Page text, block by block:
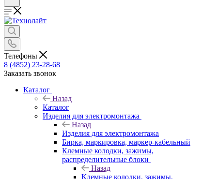
Телефоны
8 (4852) 23-28-68
Заказать звонок
Каталог
Назад
Каталог
Изделия для электромонтажа
Назад
Изделия для электромонтажа
Бирка, маркировка, маркер-кабельный
Клемные колодки, зажимы,
распределительные блоки
Назад
Клемные колодки, зажимы,